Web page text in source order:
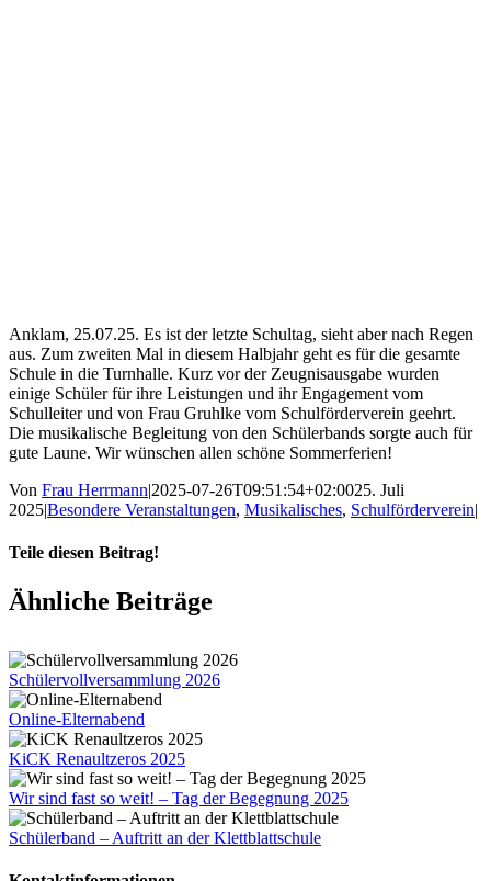
Anklam, 25.07.25. Es ist der letzte Schultag, sieht aber nach Regen
aus. Zum zweiten Mal in diesem Halbjahr geht es für die gesamte
Schule in die Turnhalle. Kurz vor der Zeugnisausgabe wurden
einige Schüler für ihre Leistungen und ihr Engagement vom
Schulleiter und von Frau Gruhlke vom Schulförderverein geehrt.
Die musikalische Begleitung von den Schülerbands sorgte auch für
gute Laune. Wir wünschen allen schöne Sommerferien!
Von Frau Herrmann|2025-07-26T09:51:54+02:0025. Juli
2025|Besondere Veranstaltungen, Musikalisches, Schulförderverein|
Teile diesen Beitrag!
Facebook
X
Tumblr
Pinterest
E-
Mail
Ähnliche Beiträge
Schülervollversammlung 2026
Online-Elternabend
KiCK Renaultzeros 2025
Wir sind fast so weit! – Tag der Begegnung 2025
Schülerband – Auftritt an der Klettblattschule